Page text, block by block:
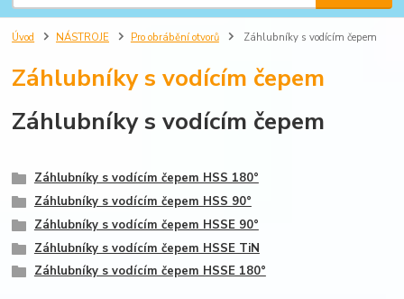
Úvod NÁSTROJE Pro obrábění otvorů Záhlubníky s vodícím čepem
Záhlubníky s vodícím čepem
Záhlubníky s vodícím čepem
Záhlubníky s vodícím čepem HSS 180°
Záhlubníky s vodícím čepem HSS 90°
Záhlubníky s vodícím čepem HSSE 90°
Záhlubníky s vodícím čepem HSSE TiN
Záhlubníky s vodícím čepem HSSE 180°